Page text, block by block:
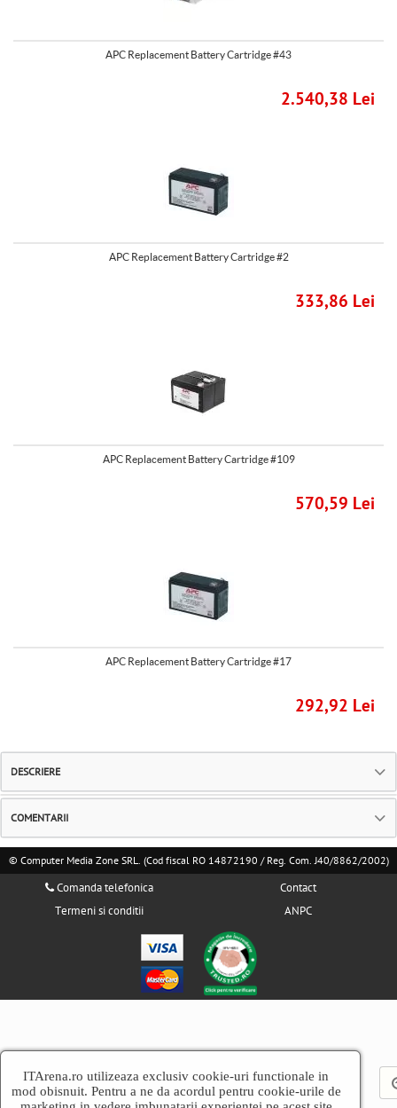
APC Replacement Battery Cartridge #43
2.540,38 Lei
APC Replacement Battery Cartridge #2
333,86 Lei
APC Replacement Battery Cartridge #109
570,59 Lei
APC Replacement Battery Cartridge #17
292,92 Lei
DESCRIERE
COMENTARII
© Computer Media Zone SRL. (Cod fiscal RO 14872190 / Reg. Com. J40/8862/2002)
Comanda telefonica
Termeni si conditii
Contact
ANPC
ITArena.ro utilizeaza exclusiv cookie-uri functionale in
mod obisnuit. Pentru a ne da acordul pentru cookie-urile de